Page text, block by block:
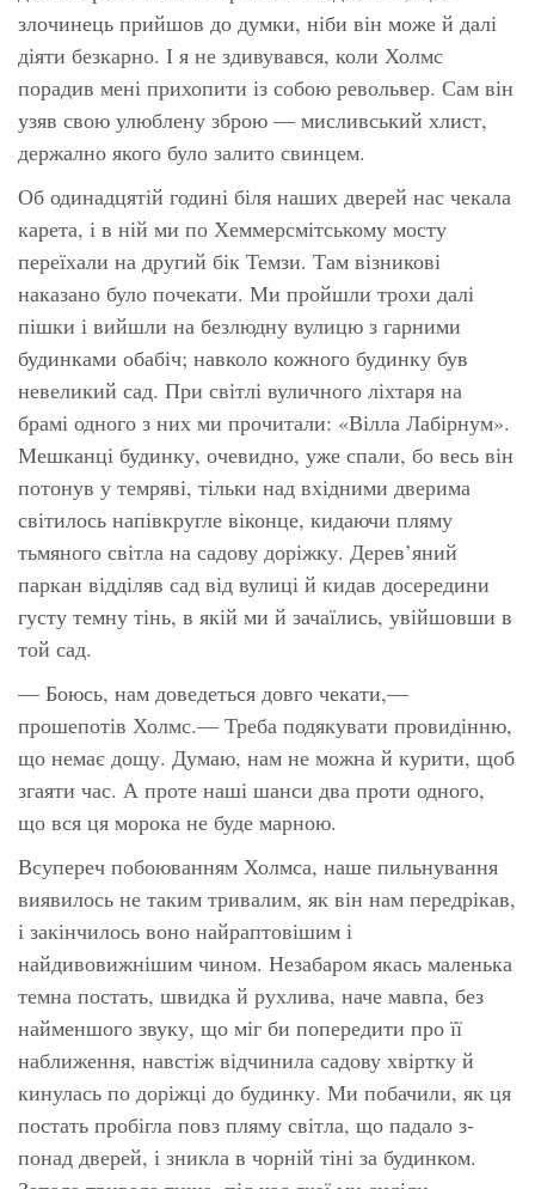
злочинець прийшов до думки, ніби він може й далі
діяти безкарно. І я не здивувався, коли Холмс
порадив мені прихопити із собою револьвер. Сам він
узяв свою улюблену зброю — мисливський хлист,
держално якого було залито свинцем.
Об одинадцятій годині біля наших дверей нас чекала
карета, і в ній ми по Хеммерсмітському мосту
переїхали на другий бік Темзи. Там візникові
наказано було почекати. Ми пройшли трохи далі
пішки і вийшли на безлюдну вулицю з гарними
будинками обабіч; навколо кожного будинку був
невеликий сад. При світлі вуличного ліхтаря на
брамі одного з них ми прочитали: «Вілла Лабірнум».
Мешканці будинку, очевидно, уже спали, бо весь він
потонув у темряві, тільки над вхідними дверима
світилось напівкругле віконце, кидаючи пляму
тьмяного світла на садову доріжку. Дерев’яний
паркан відділяв сад від вулиці й кидав досередини
густу темну тінь, в якій ми й зачаїлись, увійшовши в
той сад.
— Боюсь, нам доведеться довго чекати,—
прошепотів Холмс.— Треба подякувати провидінню,
що немає дощу. Думаю, нам не можна й курити, щоб
згаяти час. А проте наші шанси два проти одного,
що вся ця морока не буде марною.
Всупереч побоюванням Холмса, наше пильнування
виявилось не таким тривалим, як він нам передрікав,
і закінчилось воно найраптовішим і
найдивовижнішим чином. Незабаром якась маленька
темна постать, швидка й рухлива, наче мавпа, без
найменшого звуку, що міг би попередити про її
наближення, навстіж відчинила садову хвіртку й
кинулась по доріжці до будинку. Ми побачили, як ця
постать пробігла повз пляму світла, що падало з-
понад дверей, і зникла в чорній тіні за будинком.